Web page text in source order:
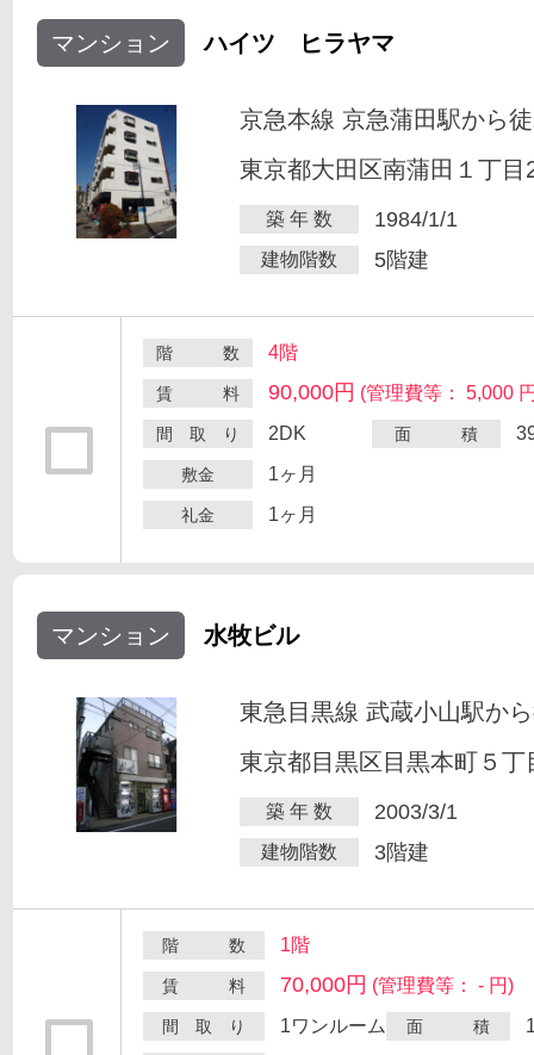
マンション ハイツ ヒラヤマ
京急本線 京急蒲田駅から
東京都大田区南蒲田１丁目
築 年 数 1984/1/1
建物階数 5階建
階 数 4階
賃 料 90,000円 (管理費等： 5,000
間 取 り 2DK 面 積
敷金 1ヶ月
礼金 1ヶ月
マンション 水牧ビル
東急目黒線 武蔵小山駅か
東京都目黒区目黒本町５丁
築 年 数 2003/3/1
建物階数 3階建
階 数 1階
賃 料 70,000円 (管理費等： - 円)
間 取 り 1ワンルーム 面 積